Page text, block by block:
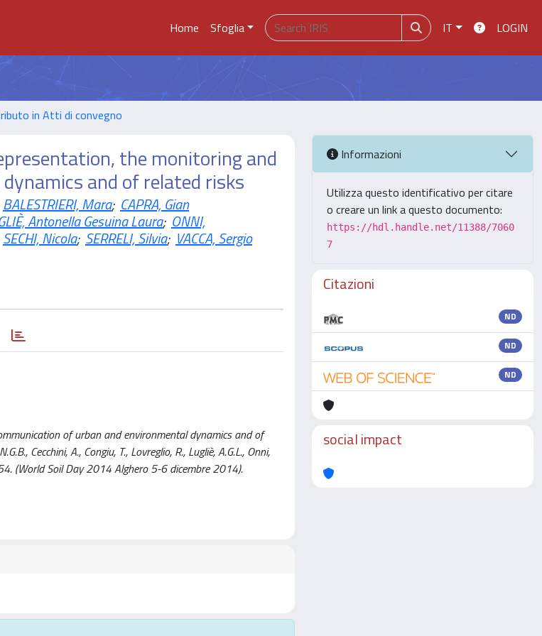
Home Sfoglia IT LOGIN
in Atti di convegno
the monitoring and
and of related risks
BALESTRIERI, Mara; CAPRA, Gian
Antonella Gesuina Laura; ONNI,
SECHI, Nicola; SERRELI, Silvia; VACCA, Sergio
of urban and environmental dynamics and of
Cecchini, A., Congiu, T., Lovreglio, R., Lugliè, A.G.L., Onni,
(World Soil Day 2014 Alghero 5-6 dicembre 2014).
Informazioni
Utilizza questo identificativo per citare
o creare un link a questo documento:
https://hdl.handle.net/11388/7060
7
Citazioni
ND
ND
ND
social impact